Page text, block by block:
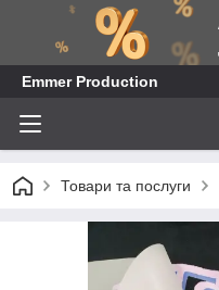
Emmer Production
Товари та послуги